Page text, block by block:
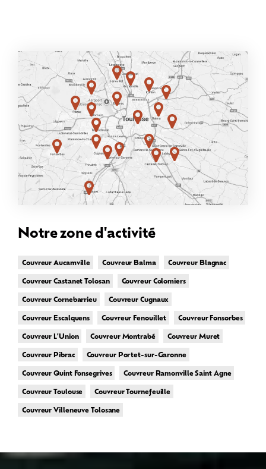
Notre zone d'activité
Couvreur Aucamville Couvreur Balma
Couvreur Blagnac
Couvreur Castanet Tolosan
Couvreur Colomiers
Couvreur Cornebarrieu
Couvreur Cugnaux
Couvreur Escalquens
Couvreur Fenouillet
Couvreur Fonsorbes
Couvreur L'Union
Couvreur Montrabé
Couvreur Muret
Couvreur Pibrac
Couvreur Portet-sur-Garonne
Couvreur Quint Fonsegrives
Couvreur Ramonville Saint Agne
Couvreur Toulouse
Couvreur Tournefeuille
Couvreur Villeneuve Tolosane